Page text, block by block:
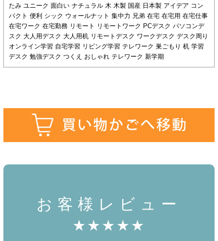
たみ ユニーク 面白い ナチュラル 木 木製 国産 日本製 アイデア コン
パクト 便利 シック ウォールナット 集中力 兄弟 在宅 在宅用 在宅仕事
在宅ワーク 在宅勤務 リモート リモートワーク PCデスク パソコンデ
スク 大人用デスク 大人用机 リモートデスク ワークデスク デスク周り
オンライン学習 自宅学習 リビング学習 テレワーク 巣ごもり 机 学習
デスク 勉強デスク つくえ おしゃれ テレワーク 新学期
お客様レビュー
★★★★★